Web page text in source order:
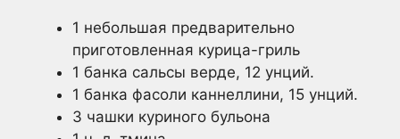
1 небольшая предварительно
приготовленная курица-гриль
1 банка сальсы верде, 12 унций.
1 банка фасоли каннеллини, 15 унций.
3 чашки куриного бульона